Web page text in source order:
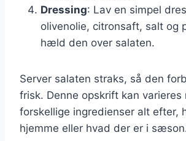
Dressing: Lav en simpel
olivenolie, citronsaft, salt og
hæld den over salaten.
Server salaten straks, så den
frisk. Denne opskrift kan varieres
forskellige ingredienser alt efter,
hjemme eller hvad der er i